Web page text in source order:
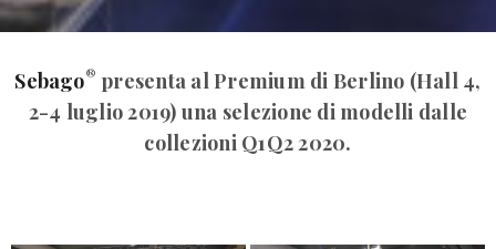
Sebago® presenta al Premium di Berlino (Hall 4,
2-4 luglio 2019) una selezione di modelli dalle
collezioni Q1Q2 2020.